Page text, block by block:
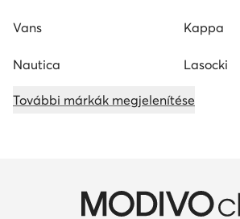
Vans Kappa
Nautica Lasocki
További márkák megjelenítése